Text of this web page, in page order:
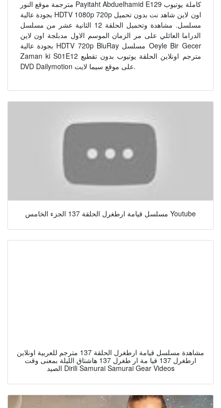
مترجمة موقع النور Payitaht Abduelhamid E129 كاملة يوتيوب
بجودة عالية HDTV 1080p 720p اون لاين شاهد نت بدون تحميل
مسلسل. مشاهدة وتحميل الحلقة 12 الثانية عشر من مسلسل
الدراما العائلي على مر الزمان الموسم الاول مدبلجة اون لاين
بجودة عالية HDTV 720p BluRay مسلسل Oeyle Bir Gecer
Zaman ki S01E12 مترجم اونلاين الحلقة يوتيوب بدون تقطيع
DVD Dailymotion على موقع سيما لايت.
مسلسل قيامة ارطغرل الحلقة 137 الجزء الخامس Youtube
مشاهدة مسلسل قيامة ارطغرل الحلقة 137 مترجم للعربية اونلاين
ارطغرل 137 قيا مة ار طغرل 137 هاشتاق الليلة بمعنى وقت
الصيد Dirili Samurai Samurai Gear Videos